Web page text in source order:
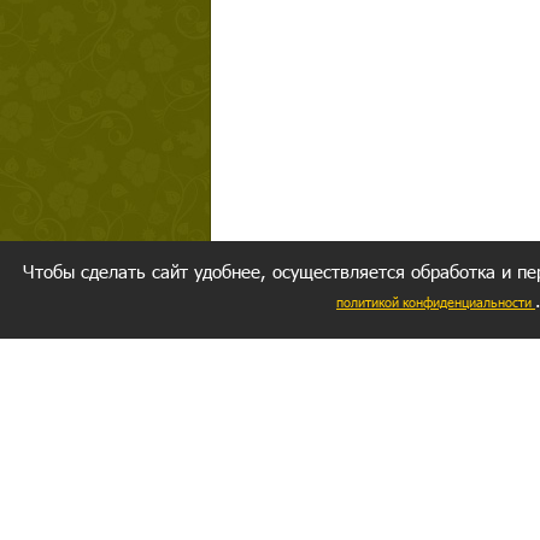
Чтобы сделать сайт удобнее, осуществляется обработка и
политикой конфиденциальности